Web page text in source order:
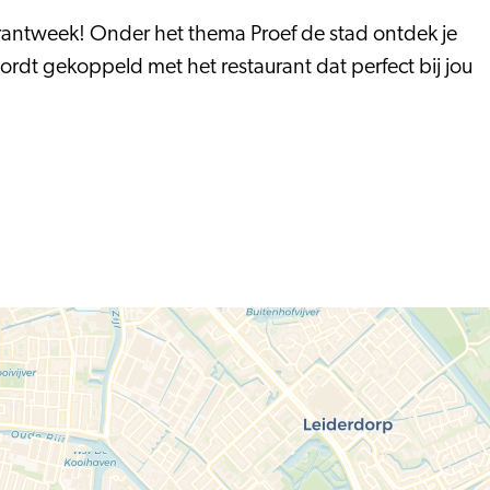
Onder het thema Proef de stad ontdek je
gekoppeld met het restaurant dat perfect bij jou